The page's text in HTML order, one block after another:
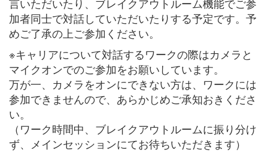
言いただいたり、ブレイクアウトルーム機能でご参
加者同士で対話していただいたりする予定です。予
めご了承の上ご参加ください。
※キャリアについて対話するワークの際はカメラと
マイクオンでのご参加をお願いしています。
万が一、カメラをオンにできない方は、ワークには
参加できませんので、あらかじめご承知おきくださ
い。
（ワーク時間中、ブレイクアウトルームに振り分け
ず、メインセッションにてお待ちいただきます）